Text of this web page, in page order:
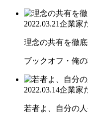
2022.03.21企業家
理念の共有を徹底
ブックオフ・俺
2022.03.14企業家
若者よ、自分の